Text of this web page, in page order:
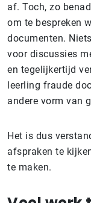
af. Toch, zo
om te bespreken
documenten.
voor discussies
en tegelijkertijd
leerling fraude
andere vorm van
Het is dus
afspraken te
te maken.